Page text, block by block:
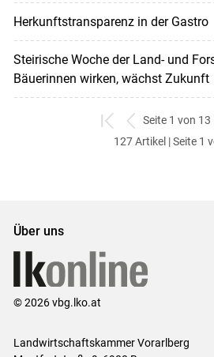
Herkunftstransparenz in der Gastro
Steirische Woche der Land- und
Bäuerinnen wirken, wächst Zukunft
zum
ersten
zurück
zum
Seite 1 von 13
127 Artikel | Seite 1
Über uns
© 2026 vbg.lko.at
Landwirtschaftskammer Vorarlberg